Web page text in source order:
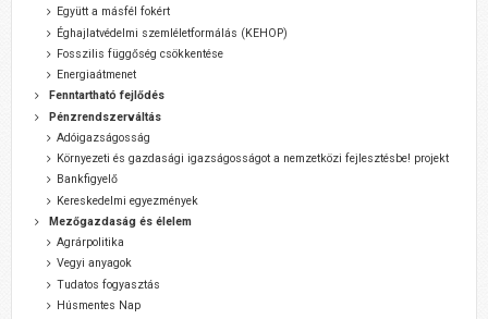
Együtt a másfél fokért
Éghajlatvédelmi szemléletformálás (KEHOP)
Fosszilis függőség csökkentése
Energiaátmenet
Fenntartható fejlődés
Pénzrendszerváltás
Adóigazságosság
Környezeti és gazdasági igazságosságot a nemzetközi fejlesztésbe! projekt
Bankfigyelő
Kereskedelmi egyezmények
Mezőgazdaság és élelem
Agrárpolitika
Vegyi anyagok
Tudatos fogyasztás
Húsmentes Nap